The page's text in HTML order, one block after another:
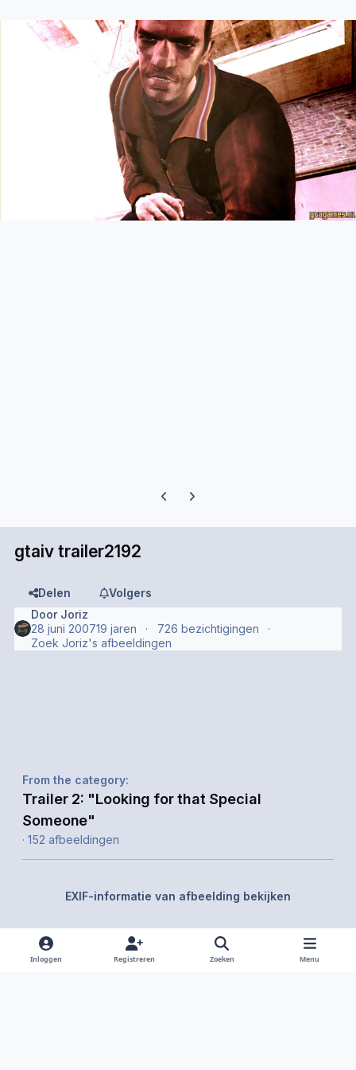
Previous carousel slide
Next carousel slide
gtaiv trailer2192
Delen
Volgers
Door Joriz
28 juni 200719 jaren
726 bezichtigingen
Zoek Joriz's afbeeldingen
From the category:
Trailer 2: "Looking for that Special
Someone"
· 152 afbeeldingen
EXIF-informatie van afbeelding bekijken
Inloggen Registreren Zoeken Menu